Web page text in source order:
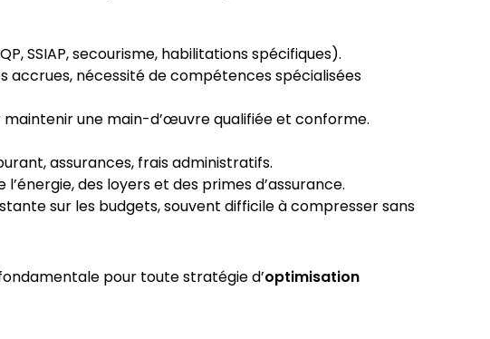
SSIAP, secourisme, habilitations spécifiques).
accrues, nécessité de compétences spécialisées
une main-d’œuvre qualifiée et conforme.
assurances, frais administratifs.
des loyers et des primes d’assurance.
sur les budgets, souvent difficile à compresser sans
pour toute stratégie d’optimisation